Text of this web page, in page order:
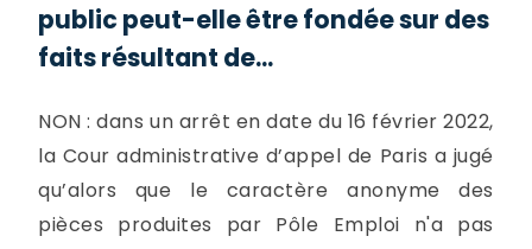
public peut-elle être fondée sur des
faits résultant de...
NON : dans un arrêt en date du 16 février 2022,
la Cour administrative d’appel de Paris a jugé
qu’alors que le caractère anonyme des
pièces produites par Pôle Emploi n'a pas